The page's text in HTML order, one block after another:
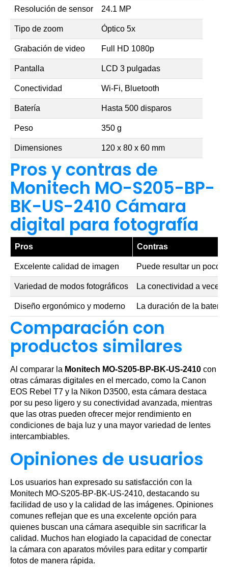
Resolución de sensor 24.1 MP
Tipo de zoom Óptico 5x
Grabación de video Full HD 1080p
Pantalla LCD 3 pulgadas
Conectividad Wi-Fi, Bluetooth
Batería Hasta 500 disparos
Peso 350 g
Dimensiones 120 x 80 x 60 mm
Pros y contras de
Monitech MO-S205-BP-
BK-US-2410 Cámara
digital para fotografía
Pros Contras
Excelente calidad de imagen Puede resultar un poco
Variedad de modos fotográficos La conectividad a veces
Diseño ergonómico y moderno La duración de la
Comparación con
productos similares
Al comparar la Monitech MO-S205-BP-BK-US-2410 con
otras cámaras digitales en el mercado, como la Canon
EOS Rebel T7 y la Nikon D3500, esta cámara destaca
por su peso ligero y su conectividad avanzada, mientras
que las otras pueden ofrecer mejor rendimiento en
condiciones de baja luz y una mayor variedad de lentes
intercambiables.
Opiniones de usuarios
Los usuarios han expresado su satisfacción con la
Monitech MO-S205-BP-BK-US-2410, destacando su
facilidad de uso y la calidad de las imágenes. Opiniones
comunes reflejan que es una excelente opción para
quienes buscan una cámara asequible sin sacrificar la
calidad. Muchos han elogiado la capacidad de conectar
la cámara con aparatos móviles para editar y compartir
fotos de manera rápida.